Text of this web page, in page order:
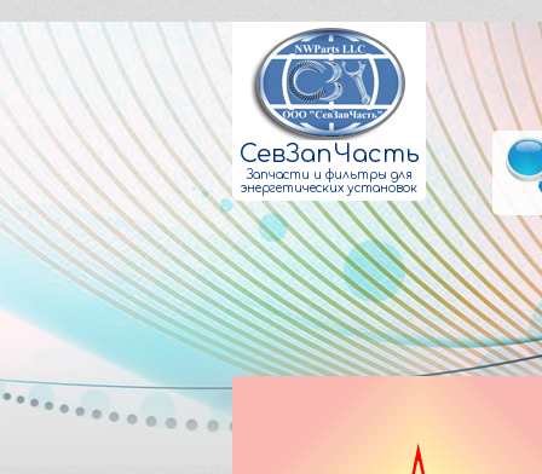
СевЗапЧасть
Запчасти и фильтры для
энергетических установок